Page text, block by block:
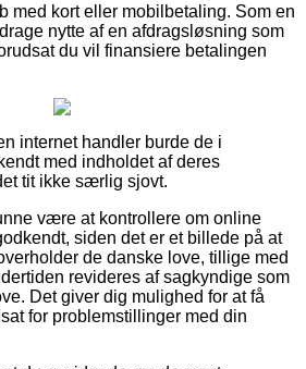
med kort eller mobilbetaling. Som en
nytte af en afdragsløsning som
du vil finansiere betalingen
internet handler burde de i
med indholdet af deres
tit ikke særlig sjovt.
være at kontrollere om online
siden det er et billede på at
de danske love, tillige med
revideres af sagkyndige som
Det giver dig mulighed for at få
for problemstillinger med din